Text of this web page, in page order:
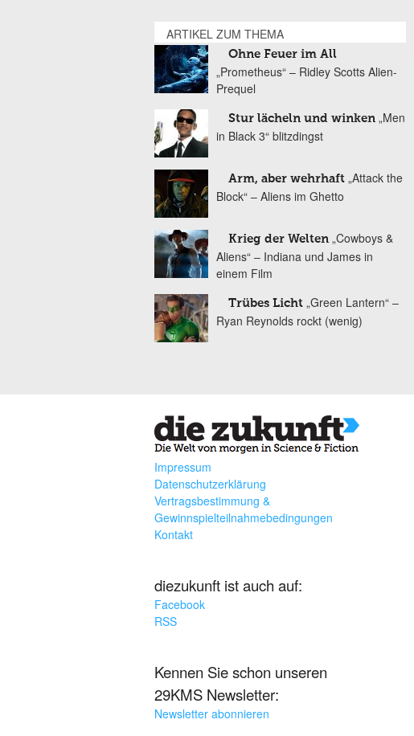
ARTIKEL ZUM THEMA
Ohne Feuer im All
„Prometheus“ – Ridley Scotts Alien-
Prequel
Stur lächeln und winken „Men
in Black 3“ blitzdingst
Arm, aber wehrhaft „Attack the
Block“ – Aliens im Ghetto
Krieg der Welten „Cowboys &
Aliens“ – Indiana und James in
einem Film
Trübes Licht „Green Lantern“ –
Ryan Reynolds rockt (wenig)
Impressum
Datenschutzerklärung
Vertragsbestimmung &
Gewinnspielteilnahmebedingungen
Kontakt
diezukunft ist auch auf:
Facebook
RSS
Kennen Sie schon unseren
29KMS Newsletter:
Newsletter abonnieren